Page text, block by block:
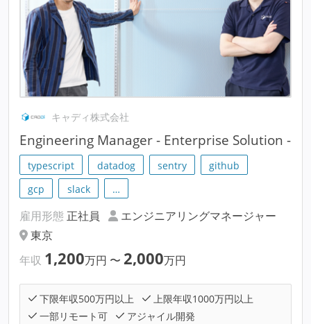
キャディ株式会社
Engineering Manager - Enterprise Solution -
typescript datadog sentry
github
gcp
slack …
雇用形態 正社員
エンジニアリングマネージャー
東京
年収 1,200万円 〜 2,000万円
下限年収500万円以上
上限年収1000万円以上
一部リモート可
アジャイル開発